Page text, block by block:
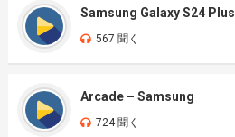
Samsung Galaxy S24 Plus
567 聞く
Arcade – Samsung
724 聞く